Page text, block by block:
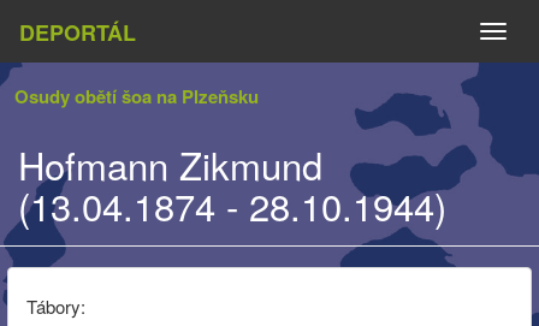
DEPORTÁL
Osudy obětí šoa na Plzeňsku
Hofmann Zikmund
(13.04.1874 - 28.10.1944)
Tábory: